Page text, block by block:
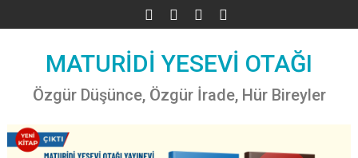
to
MATURİDİ YESEVİ OTAĞI
Özgür Düşünce, Özgür İrade, Hür Bireyler